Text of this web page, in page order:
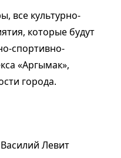
все культурно-
которые будут
спортивно-
«Аргымак»,
города.
Левит